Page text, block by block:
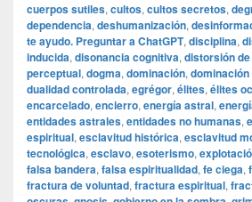
cuerpos sutiles, cultos, cultos secretos,
dependencia, deshumanización,
te ayudo. Preguntar a ChatGPT, disciplina,
inducida, disonancia cognitiva, distorsión
perceptual, dogma, dominación,
dualidad controlada, egrégor, élites, élites
encarcelado, encierro, energía astral,
entidades astrales, entidades no humanas,
espiritual, esclavitud histórica, esclavitud
tecnológica, esclavo, esoterismo,
falsa bandera, falsa espiritualidad, fe ciega,
fractura de voluntad, fractura espiritual,